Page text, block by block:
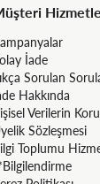
İade
Sorulan
Hakkında
Verilerin
Sözleşmesi
Toplumu